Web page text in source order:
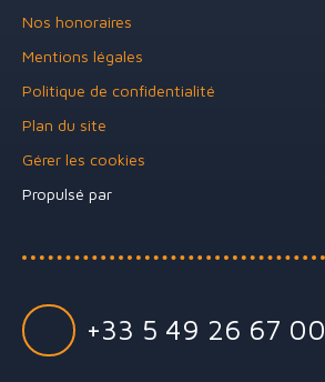
Nos honoraires
Mentions légales
Politique de confidentialité
Plan du site
Gérer les cookies
Propulsé par
+33 5 49 26 67 00